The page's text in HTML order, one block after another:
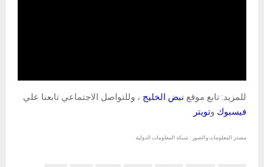
للمزيد: تابع موقع نبض الخليج ، وللتواصل الاجتماعي تابعنا علي
فيسبوك وتويتر
مصدر المعلومات والصور : شبكة المعلومات الدولية